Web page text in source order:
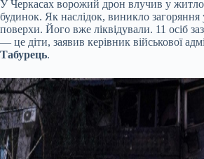
У Черкасах ворожий дрон влучив у
будинок. Як наслідок, виникло загоряння
поверхи. Його вже ліквідували. 11 осіб
— це діти, заявив керівник військової
Табурець.